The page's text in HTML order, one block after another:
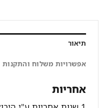
תיאור
אפשרויות משלוח והתקנות
אחריות